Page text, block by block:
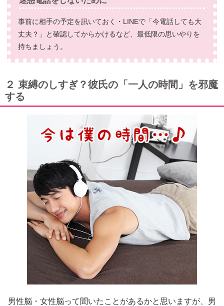
事前に相手の予定を訊いておく・LINEで「今電話しても大
丈夫？」と確認してからかけるなど、最低限の思いやりを
持ちましょう。
２ 束縛のしすぎ？彼氏の「一人の時間」を邪魔
する
男性脳・女性脳って聞いたことがあるかと思いますが、男